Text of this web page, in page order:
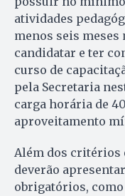
atividades
menos seis meses
candidatar e ter
curso de
pela Secretaria
carga horária de
aproveitamento
Além dos critérios
deverão
obrigatórios,